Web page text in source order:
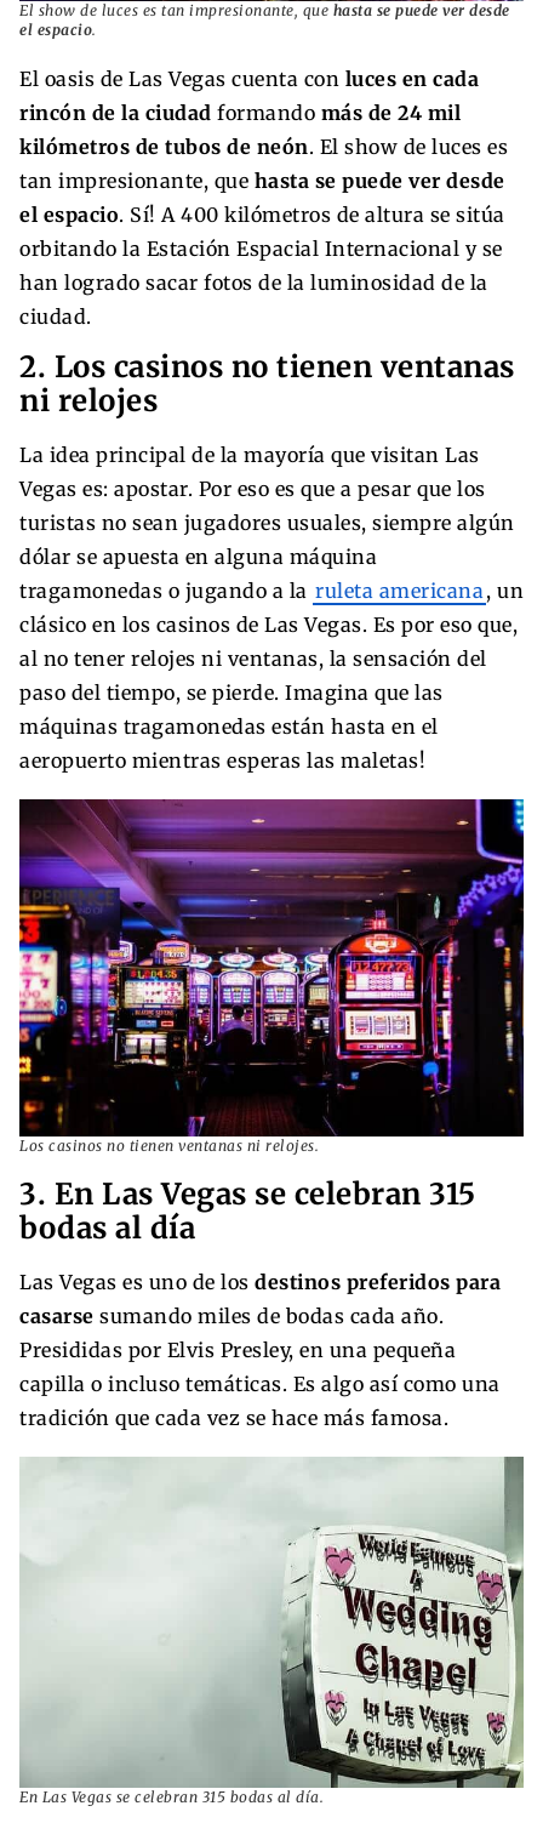
El show de luces es tan impresionante, que hasta se puede ver desde
el espacio.
El oasis de Las Vegas cuenta con luces en cada
rincón de la ciudad formando más de 24 mil
kilómetros de tubos de neón. El show de luces es
tan impresionante, que hasta se puede ver desde
el espacio. Sí! A 400 kilómetros de altura se sitúa
orbitando la Estación Espacial Internacional y se
han logrado sacar fotos de la luminosidad de la
ciudad.
2. Los casinos no tienen ventanas
ni relojes
La idea principal de la mayoría que visitan Las
Vegas es: apostar. Por eso es que a pesar que los
turistas no sean jugadores usuales, siempre algún
dólar se apuesta en alguna máquina
tragamonedas o jugando a la ruleta americana, un
clásico en los casinos de Las Vegas. Es por eso que,
al no tener relojes ni ventanas, la sensación del
paso del tiempo, se pierde. Imagina que las
máquinas tragamonedas están hasta en el
aeropuerto mientras esperas las maletas!
Los casinos no tienen ventanas ni relojes.
3. En Las Vegas se celebran 315
bodas al día
Las Vegas es uno de los destinos preferidos para
casarse sumando miles de bodas cada año.
Presididas por Elvis Presley, en una pequeña
capilla o incluso temáticas. Es algo así como una
tradición que cada vez se hace más famosa.
En Las Vegas se celebran 315 bodas al día.